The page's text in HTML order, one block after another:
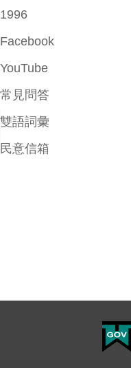
1996
Facebook
YouTube
常見問答
雙語詞彙
民意信箱